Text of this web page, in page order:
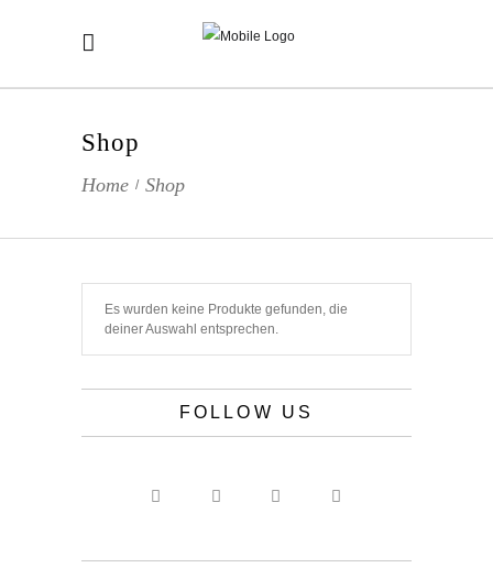
Shop
Home / Shop
Es wurden keine Produkte gefunden, die
deiner Auswahl entsprechen.
FOLLOW US